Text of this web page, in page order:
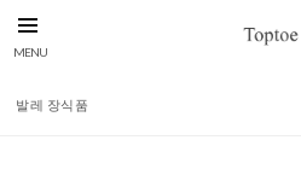
발레 장식품